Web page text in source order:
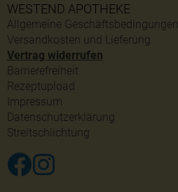
WESTEND APOTHEKE
Allgemeine Geschäftsbedingungen
Versandkosten und Lieferung
Vertrag widerrufen
Barrierefreiheit
Rezeptupload
Impressum
Datenschutzerklärung
Streitschlichtung